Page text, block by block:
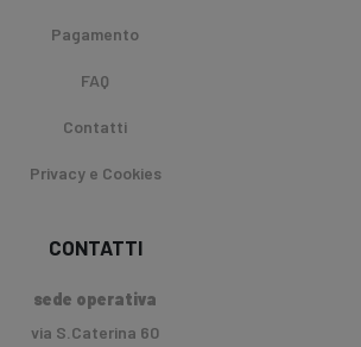
Pagamento
FAQ
Contatti
Privacy e Cookies
CONTATTI
sede operativa
via S.Caterina 60